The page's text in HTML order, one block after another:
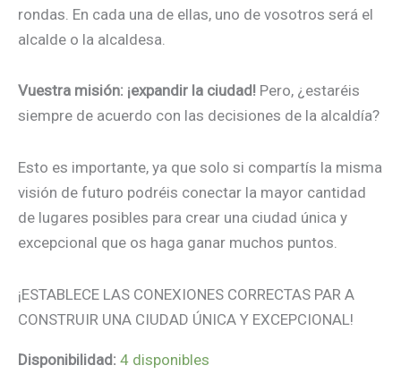
rondas. En cada una de ellas, uno de vosotros será el
alcalde o la alcaldesa.
Vuestra misión: ¡expandir la ciudad! Pero, ¿estaréis
siempre de acuerdo con las decisiones de la alcaldía?
Esto es importante, ya que solo si compartís la misma
visión de futuro podréis conectar la mayor cantidad
de lugares posibles para crear una ciudad única y
excepcional que os haga ganar muchos puntos.
¡ESTABLECE LAS CONEXIONES CORRECTAS PAR A
CONSTRUIR UNA CIUDAD ÚNICA Y EXCEPCIONAL!
Disponibilidad: 4 disponibles